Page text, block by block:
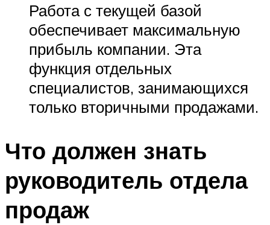
Работа с текущей базой
обеспечивает максимальную
прибыль компании. Эта
функция отдельных
специалистов, занимающихся
только вторичными продажами.
Что должен знать
руководитель отдела
продаж